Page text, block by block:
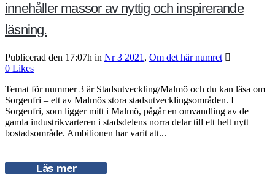
innehåller massor av nyttig och inspirerande
läsning.
Publicerad den 17:07h in Nr 3 2021 , Om det här numret
0 Likes
Temat för nummer 3 är Stadsutveckling/Malmö och du kan läsa om
Sorgenfri – ett av Malmös stora stadsutvecklingsområden. I
Sorgenfri, som ligger mitt i Malmö, pågår en omvandling av de
gamla industrikvarteren i stadsdelens norra delar till ett helt nytt
bostadsområde. Ambitionen har varit att...
Läs mer